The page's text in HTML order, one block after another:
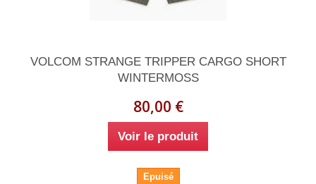
VOLCOM STRANGE TRIPPER CARGO SHORT
WINTERMOSS
80,00 €
Voir le produit
Epuisé